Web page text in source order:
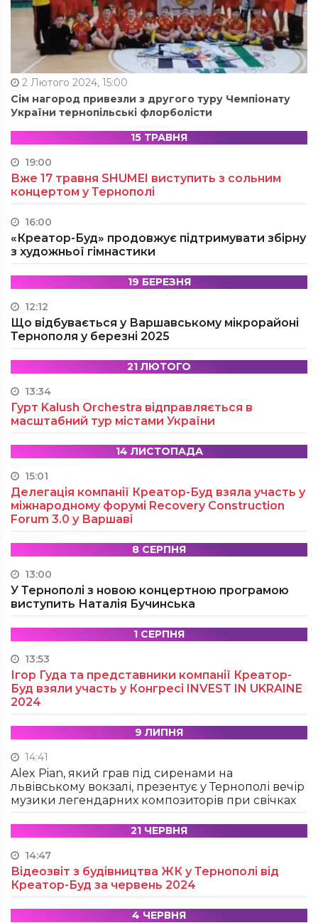
2 Лютого 2024, 15:00
Сім нагород привезли з другого туру Чемпіонату
України тернопільські флорболісти
15 ТРАВНЯ
19:00
Вже 17 травня SHUMEI виступить з сольним
концертом у Тернополі
16:00
«Креатор-Буд» продовжує підтримувати збірну
з художньої гімнастики
19 БЕРЕЗНЯ
12:12
Що відбувається у Варшавському мікрорайоні
Тернополя у березні 2025
21 ЛЮТОГО
13:34
Гурт Kalush Orchestra відправляється в
масштабний тур містами України
14 ЛИСТОПАДА
15:01
Делегація компанії Креатор-Буд взяла участь у
міжнародному форумі Recovery Construction
Forum 3.0 у Варшаві
8 СЕРПНЯ
13:00
У Тернополі з новою концертною програмою
виступить Наталія Бучинська
1 СЕРПНЯ
13:53
Ігор Гуда та представники компанії Креатор-
Буд взяли участь у Конгресі INVEST IN UKRAINE
2024
9 ЛИПНЯ
14:41
Alex Pian, який грав під сиренами на
львівському вокзалі, презентує у Тернополі вечір
музики легендарних композиторів при свічках
21 ЧЕРВНЯ
14:47
Відеозвіт з будівництва ЖК у Тернополі від
Креатор-Буд за червень 2024
4 ЧЕРВНЯ